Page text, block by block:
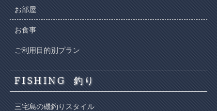
お部屋
お食事
ご利用目的別プラン
FISHING 釣り
三宅島の磯釣りスタイル